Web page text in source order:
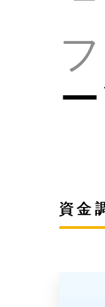
資金